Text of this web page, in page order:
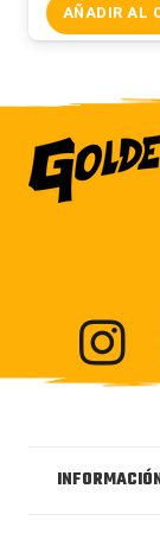
AÑADIR AL